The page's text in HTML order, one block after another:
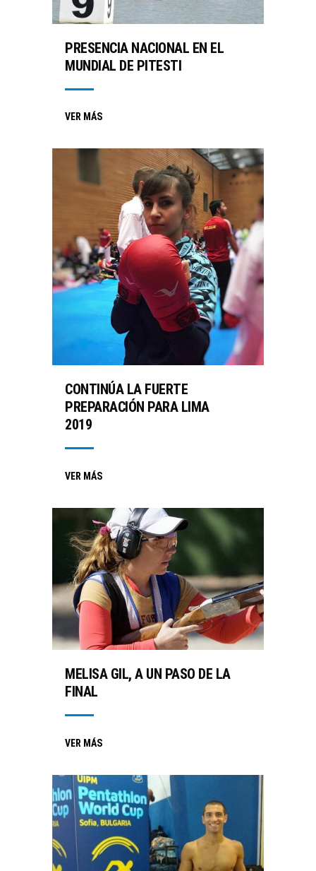
PRESENCIA NACIONAL EN EL
MUNDIAL DE PITESTI
VER MÁS
CONTINÚA LA FUERTE
PREPARACIÓN PARA LIMA
2019
VER MÁS
MELISA GIL, A UN PASO DE LA
FINAL
VER MÁS